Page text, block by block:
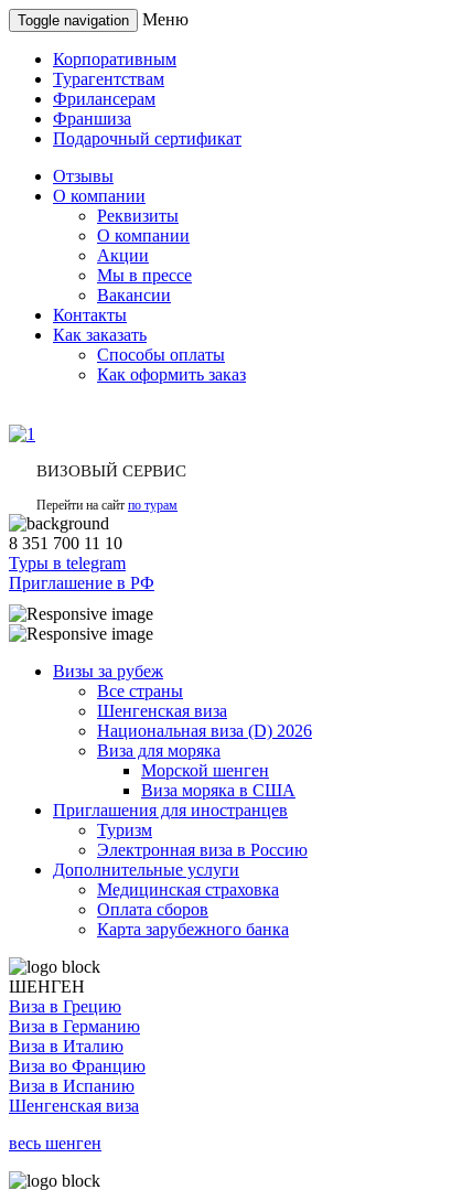
Toggle navigation Меню
Корпоративным
Турагентствам
Фрилансерам
Франшиза
Подарочный сертификат
Отзывы
О компании
Реквизиты
О компании
Акции
Мы в прессе
Вакансии
Контакты
Как заказать
Способы оплаты
Как оформить заказ
ВИЗОВЫЙ СЕРВИС
Перейти на сайт по турам
8 351 700 11 10
Туры в telegram
Приглашение в РФ
Визы за рубеж
Все страны
Шенгенская виза
Национальная виза (D) 2026
Виза для моряка
Морской шенген
Виза моряка в США
Приглашения для иностранцев
Туризм
Электронная виза в Россию
Дополнительные услуги
Медицинская страховка
Оплата сборов
Карта зарубежного банка
ШЕНГЕН
Виза в Грецию
Виза в Германию
Виза в Италию
Виза во Францию
Виза в Испанию
Шенгенская виза
весь шенген